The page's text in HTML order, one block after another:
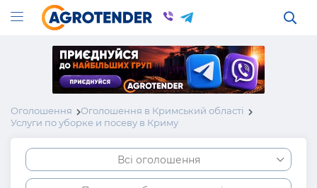
Оголошення
Оголошення в Кримський області
Услуги по уборке и посеву в Криму
Всі оголошення